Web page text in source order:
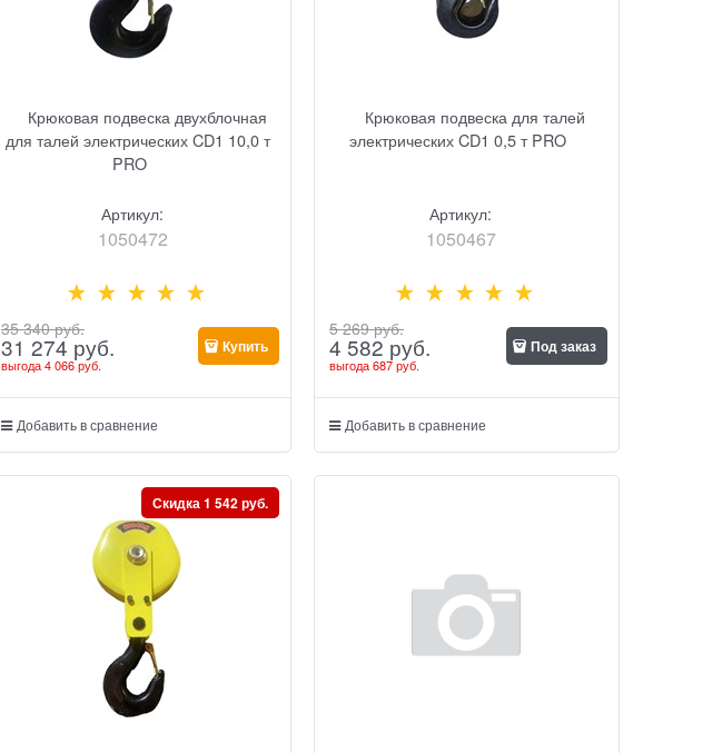
Крюковая подвеска двухблочная
для талей электрических CD1 10,0 т
PRO
Артикул:
1050472
35 340 руб.
31 274 руб.
выгода4 066 руб.
Купить
Добавить в сравнение
Крюковая подвеска для талей
электрических CD1 0,5 т PRO
Артикул:
1050467
5 269 руб.
4 582 руб.
выгода687 руб.
Под заказ
Добавить в сравнение
Скидка 1 542 руб.